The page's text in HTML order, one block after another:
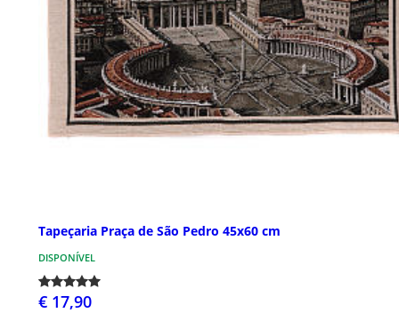
Tapeçaria Praça de São Pedro 45x60 cm
DISPONÍVEL
€ 17,90